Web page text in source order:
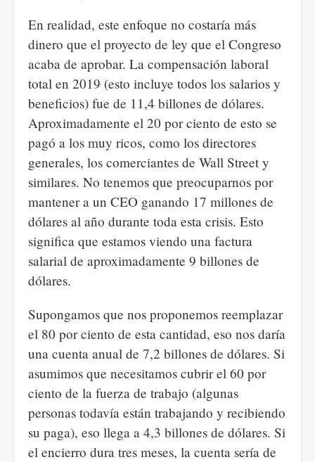
En realidad, este enfoque no costaría más
dinero que el proyecto de ley que el Congreso
acaba de aprobar. La compensación laboral
total en 2019 (esto incluye todos los salarios y
beneficios) fue de 11,4 billones de dólares.
Aproximadamente el 20 por ciento de esto se
pagó a los muy ricos, como los directores
generales, los comerciantes de Wall Street y
similares. No tenemos que preocuparnos por
mantener a un CEO ganando 17 millones de
dólares al año durante toda esta crisis. Esto
significa que estamos viendo una factura
salarial de aproximadamente 9 billones de
dólares.
Supongamos que nos proponemos reemplazar
el 80 por ciento de esta cantidad, eso nos daría
una cuenta anual de 7,2 billones de dólares. Si
asumimos que necesitamos cubrir el 60 por
ciento de la fuerza de trabajo (algunas
personas todavía están trabajando y recibiendo
su paga), eso llega a 4,3 billones de dólares. Si
el encierro dura tres meses, la cuenta sería de